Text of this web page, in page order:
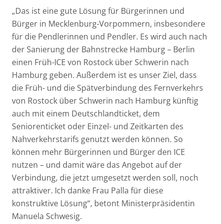
„Das ist eine gute Lösung für Bürgerinnen und
Bürger in Mecklenburg-Vorpommern, insbesondere
für die Pendlerinnen und Pendler. Es wird auch nach
der Sanierung der Bahnstrecke Hamburg – Berlin
einen Früh-ICE von Rostock über Schwerin nach
Hamburg geben. Außerdem ist es unser Ziel, dass
die Früh- und die Spätverbindung des Fernverkehrs
von Rostock über Schwerin nach Hamburg künftig
auch mit einem Deutschlandticket, dem
Seniorenticket oder Einzel- und Zeitkarten des
Nahverkehrstarifs genutzt werden können. So
können mehr Bürgerinnen und Bürger den ICE
nutzen – und damit wäre das Angebot auf der
Verbindung, die jetzt umgesetzt werden soll, noch
attraktiver. Ich danke Frau Palla für diese
konstruktive Lösung“, betont Ministerpräsidentin
Manuela Schwesig.